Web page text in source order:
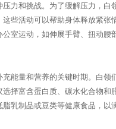
力和挑战。为了缓解压力，白
些活动可以帮助身体释放紧张
室运动，如伸展手臂、扭动腰
能量和营养的关键时期。白领
择富含蛋白质、碳水化合物和
乳制品或豆类等健康食品，以